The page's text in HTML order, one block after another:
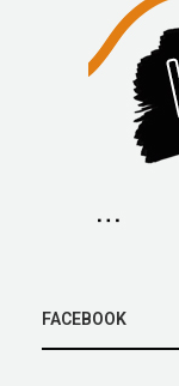
FACEBOOK